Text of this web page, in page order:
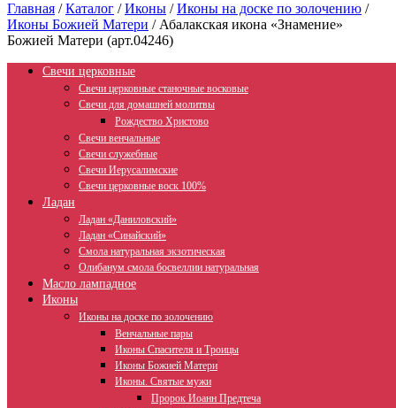
Главная /Каталог /Иконы /Иконы на доске по золочению /
Иконы Божией Матери / Абалакская икона «Знамение»
Божией Матери (арт.04246)
Свечи церковные
Свечи церковные станочные восковые
Свечи для домашней молитвы
Рождество Христово
Свечи венчальные
Свечи служебные
Свечи Иерусалимские
Свечи церковные воск 100%
Ладан
Ладан «Даниловский»
Ладан «Синайский»
Смола натуральная экзотическая
Олибанум смола босвеллии натуральная
Масло лампадное
Иконы
Иконы на доске по золочению
Венчальные пары
Иконы Спасителя и Троицы
Иконы Божией Матери
Иконы. Святые мужи
Пророк Иоанн Предтеча